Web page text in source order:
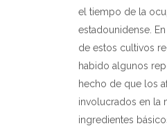
el tiempo de la
estadounidense.
de estos cultivos
habido algunos
hecho de que los
involucrados en la
ingredientes